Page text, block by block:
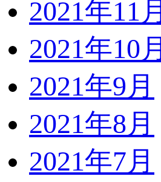
2021年11月
2021年10月
2021年9月
2021年8月
2021年7月